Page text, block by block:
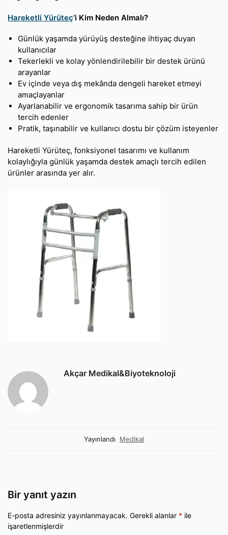
Hareketli Yürüteç’i Kim Neden Almalı?
Günlük yaşamda yürüyüş desteğine ihtiyaç duyan
kullanıcılar
Tekerlekli ve kolay yönlendirilebilir bir destek ürünü
arayanlar
Ev içinde veya dış mekânda dengeli hareket etmeyi
amaçlayanlar
Ayarlanabilir ve ergonomik tasarıma sahip bir ürün
tercih edenler
Pratik, taşınabilir ve kullanıcı dostu bir çözüm isteyenler
Hareketli Yürüteç, fonksiyonel tasarımı ve kullanım
kolaylığıyla günlük yaşamda destek amaçlı tercih edilen
ürünler arasında yer alır.
Akçar Medikal&Biyoteknoloji
Yayınlandı Medikal
Bir yanıt yazın
E-posta adresiniz yayınlanmayacak. Gerekli alanlar * ile
işaretlenmişlerdir